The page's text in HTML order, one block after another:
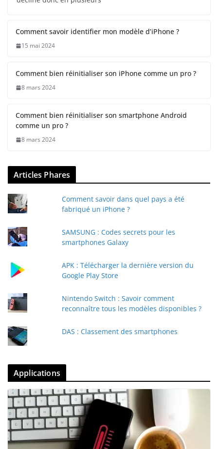
Comment savoir identifier mon modèle d’iPhone ?
15 mai 2024
Comment bien réinitialiser son iPhone comme un pro ?
8 mars 2024
Comment bien réinitialiser son smartphone Android
comme un pro ?
8 mars 2024
Articles Phares
Comment savoir dans quel pays a été
fabriqué un iPhone ?
SAMSUNG : Codes secrets pour les
smartphones Galaxy
APK : Télécharger la dernière version du
Google Play Store
Nintendo Switch : Savoir comment
reconnaître tous les modèles disponibles ?
DAS : Classement des smartphones
Applications